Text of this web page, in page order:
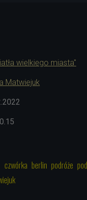
wielkiego miasta"
Matwiejuk
czwórka berlin podróże